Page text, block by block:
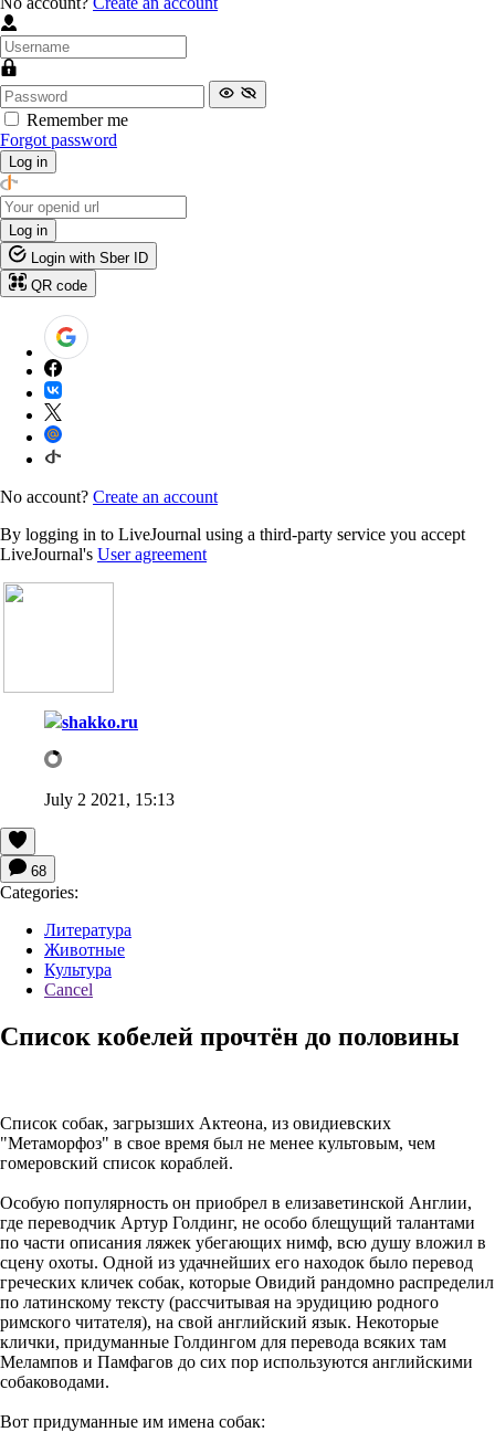
Remember me
Forgot password
Log in
Log in
Login with Sber ID
QR code
No account? Create an account
By logging in to LiveJournal using a third-party service you accept
LiveJournal's User agreement
shakko.ru
July 2 2021, 15:13
68
Categories:
Литература
Животные
Культура
Cancel
Список кобелей прочтён до половины
Список собак, загрызших Актеона, из овидиевских
"Метаморфоз" в свое время был не менее культовым, чем
гомеровский список кораблей.
Особую популярность он приобрел в елизаветинской Англии,
где переводчик Артур Голдинг, не особо блещущий талантами
по части описания ляжек убегающих нимф, всю душу вложил в
сцену охоты. Одной из удачнейших его находок было перевод
греческих кличек собак, которые Овидий рандомно распределил
по латинскому тексту (рассчитывая на эрудицию родного
римского читателя), на свой английский язык. Некоторые
клички, придуманные Голдингом для перевода всяких там
Мелампов и Памфагов до сих пор используются английскими
собаководами.
Вот придуманные им имена собак: